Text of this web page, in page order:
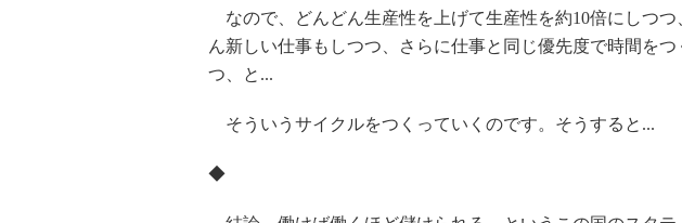
なので、どんどん生産性を上げて生産性を約10倍にしつ
ん新しい仕事もしつつ、さらに仕事と同じ優先度で時間を
つ、と...
そういうサイクルをつくっていくのです。そうすると...
◆